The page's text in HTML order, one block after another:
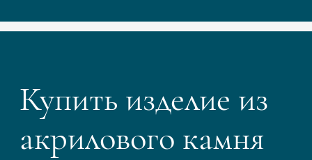
Купить изделие из
акрилового камня